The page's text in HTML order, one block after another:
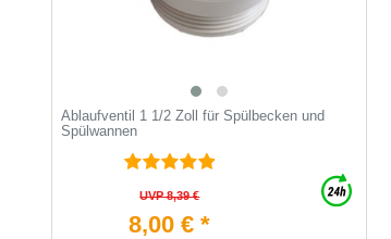
Ablaufventil 1 1/2 Zoll für Spülbecken und
Spülwannen
UVP 8,39 €
8,00 € *